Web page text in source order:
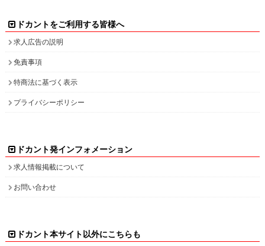
ドカントをご利用する皆様へ
求人広告の説明
免責事項
特商法に基づく表示
プライバシーポリシー
ドカント発インフォメーション
求人情報掲載について
お問い合わせ
ドカント本サイト以外にこちらも